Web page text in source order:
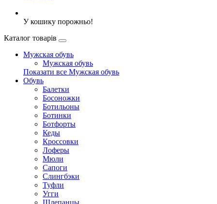
У кошику порожньо!
Каталог товарів
Мужская обувь
Мужская обувь
Показати все Мужская обувь
Обувь
Балетки
Босоножки
Ботильоны
Ботинки
Ботфорты
Кеды
Кроссовки
Лоферы
Мюли
Сапоги
Слингбэки
Туфли
Угги
Шлепанцы